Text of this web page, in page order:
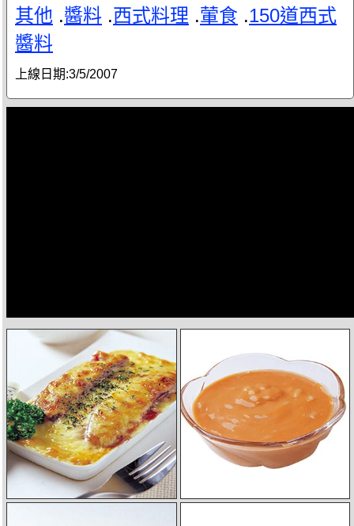
其他 .醬料 .西式料理 .葷食 .150道西式
醬料
上線日期:3/5/2007